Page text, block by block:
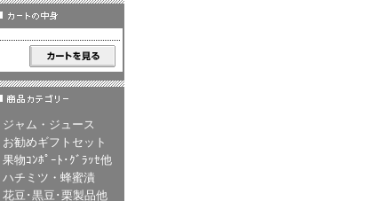
ジャム・ジュース
お勧めギフトセット
果物ｺﾝﾎﾟｰﾄ･ｸﾞﾗｯｾ他
ハチミツ・蜂蜜漬
花豆･黒豆･栗製品他